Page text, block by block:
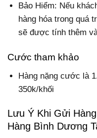
Bảo Hiểm: Nếu
hàng hóa trong quá
sẽ được tính thêm
Cước tham khảo
Hàng nặng cước là
350k/khối
Lưu Ý Khi Gửi
Hàng Bình Dương